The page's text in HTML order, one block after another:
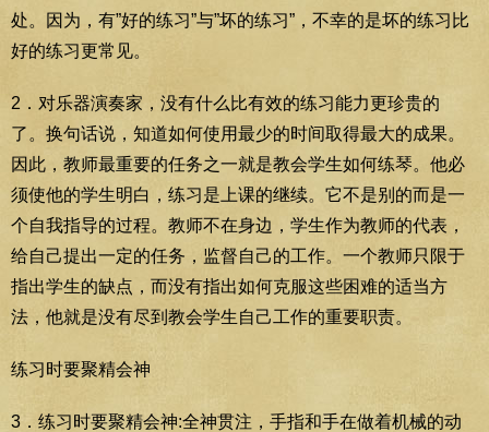
处。因为，有”好的练习”与”坏的练习”，不幸的是坏的练习比
好的练习更常见。
2．对乐器演奏家，没有什么比有效的练习能力更珍贵的
了。换句话说，知道如何使用最少的时间取得最大的成果。
因此，教师最重要的任务之一就是教会学生如何练琴。他必
须使他的学生明白，练习是上课的继续。它不是别的而是一
个自我指导的过程。教师不在身边，学生作为教师的代表，
给自己提出一定的任务，监督自己的工作。一个教师只限于
指出学生的缺点，而没有指出如何克服这些困难的适当方
法，他就是没有尽到教会学生自己工作的重要职责。
练习时要聚精会神
3．练习时要聚精会神:全神贯注，手指和手在做着机械的动